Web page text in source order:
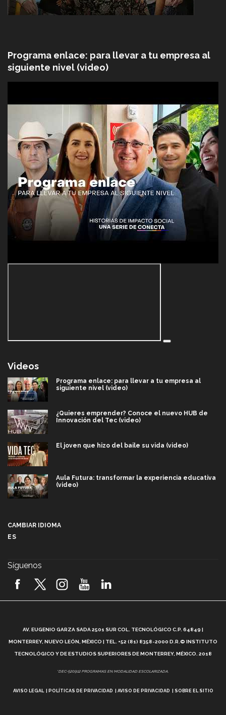
Programa enlace: para llevar a tu empresa al
siguiente nivel (video)
Videos
Programa enlace: para llevar a tu empresa al
siguiente nivel (video)
¿Quieres emprender? Conoce el nuevo HUB de
Innovación del Tec (video)
El joven que hizo del baile su vida (video)
Aula Futura: transformar la experiencia educativa
(video)
2026! (video)
¿Cómo es el Modelo Educativo Tec? (video)
Vida Tec: Feminismo e Inteligencia Artificial, Paola
CAMBIAR IDIOMA
ES
Síguenos
AV. EUGENIO GARZA SADA 2501 SUR COL. TECNOLÓGICO C.P. 64849 |
MONTERREY, NUEVO LEÓN, MÉXICO | TEL. +52 (81) 8358-2000 D.R.© INSTITUTO
TECNOLÓGICO Y DE ESTUDIOS SUPERIORES DE MONTERREY, MÉXICO. 2018
*DEC-520912 PROGRAMAS EN MODALIDAD ESCOLARIZADA.
AVISO LEGAL POLÍTICAS DE PRIVACIDAD AVISO DE PRIVACIDAD SOBRE EL SITIO